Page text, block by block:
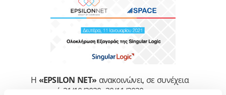
Η «EPSILON NET» ανακοινώνει, σε συνέχεια
των από 21/10/2020, 30/11/2020 και